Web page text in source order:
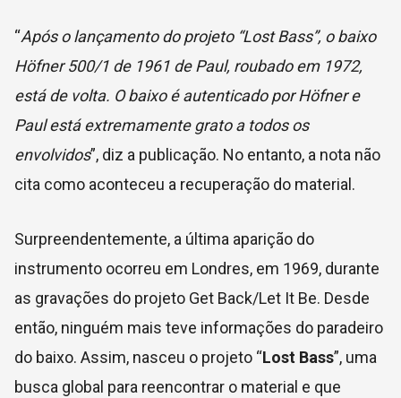
“Após o lançamento do projeto “Lost Bass”, o baixo
Höfner 500/1 de 1961 de Paul, roubado em 1972,
está de volta. O baixo é autenticado por Höfner e
Paul está extremamente grato a todos os
envolvidos”, diz a publicação. No entanto, a nota não
cita como aconteceu a recuperação do material.
Surpreendentemente, a última aparição do
instrumento ocorreu em Londres, em 1969, durante
as gravações do projeto Get Back/Let It Be. Desde
então, ninguém mais teve informações do paradeiro
do baixo. Assim, nasceu o projeto “Lost Bass”, uma
busca global para reencontrar o material e que